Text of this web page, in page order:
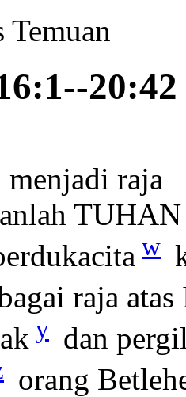
Temuan
20:42
raja
TUHAN
w
raja
y dan
orang